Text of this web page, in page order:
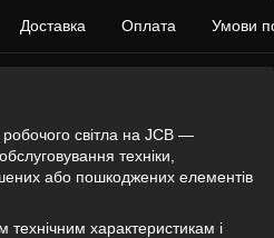
Доставка Оплата Умови
світла на JCB —
техніки,
або пошкоджених елементів
технічним характеристикам і